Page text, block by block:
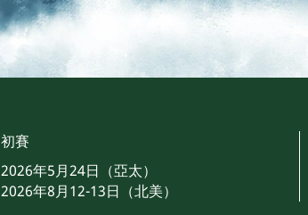
初賽
2026年5月24日（亞太）
2026年8月12-13日（北美）